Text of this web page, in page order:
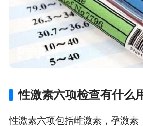
性激素六项检查有什么
性激素六项包括雌激素，孕激素